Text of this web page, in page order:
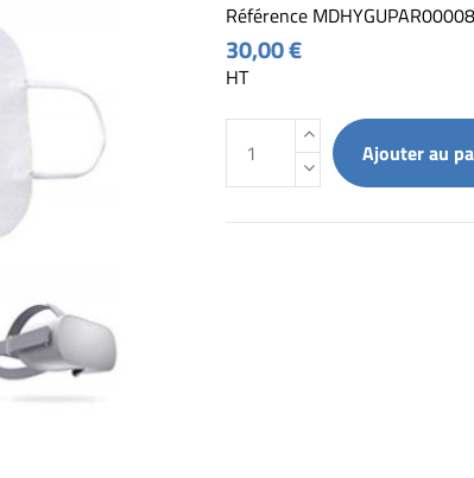
Référence
30,00 €
HT
Ajouter au